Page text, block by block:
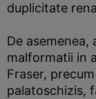
duplicitate
De
malformatii in
Fraser,
palatoschizis,